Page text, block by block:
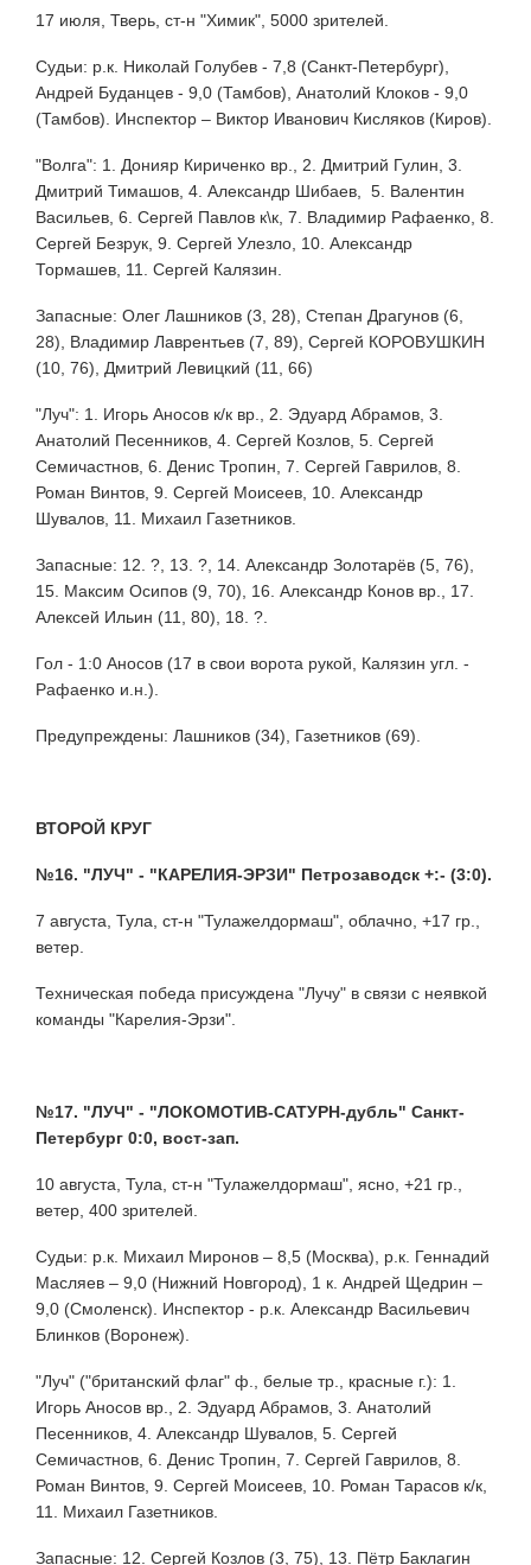
17 июля, Тверь, ст-н "Химик", 5000 зрителей.
Судьи: р.к. Николай Голубев - 7,8 (Санкт-Петербург),
Андрей Буданцев - 9,0 (Тамбов), Анатолий Клоков - 9,0
(Тамбов). Инспектор – Виктор Иванович Кисляков (Киров).
"Волга": 1. Донияр Кириченко вр., 2. Дмитрий Гулин, 3.
Дмитрий Тимашов, 4. Александр Шибаев, 5. Валентин
Васильев, 6. Сергей Павлов к\к, 7. Владимир Рафаенко, 8.
Сергей Безрук, 9. Сергей Улезло, 10. Александр
Тормашев, 11. Сергей Калязин.
Запасные: Олег Лашников (3, 28), Степан Драгунов (6,
28), Владимир Лаврентьев (7, 89), Сергей КОРОВУШКИН
(10, 76), Дмитрий Левицкий (11, 66)
"Луч": 1. Игорь Аносов к/к вр., 2. Эдуард Абрамов, 3.
Анатолий Песенников, 4. Сергей Козлов, 5. Сергей
Семичастнов, 6. Денис Тропин, 7. Сергей Гаврилов, 8.
Роман Винтов, 9. Сергей Моисеев, 10. Александр
Шувалов, 11. Михаил Газетников.
Запасные: 12. ?, 13. ?, 14. Александр Золотарёв (5, 76),
15. Максим Осипов (9, 70), 16. Александр Конов вр., 17.
Алексей Ильин (11, 80), 18. ?.
Гол - 1:0 Аносов (17 в свои ворота рукой, Калязин угл. -
Рафаенко и.н.).
Предупреждены: Лашников (34), Газетников (69).
ВТОРОЙ КРУГ
№16. "ЛУЧ" - "КАРЕЛИЯ-ЭРЗИ" Петрозаводск +:- (3:0).
7 августа, Тула, ст-н "Тулажелдормаш", облачно, +17 гр.,
ветер.
Техническая победа присуждена "Лучу" в связи с неявкой
команды "Карелия-Эрзи".
№17. "ЛУЧ" - "ЛОКОМОТИВ-САТУРН-дубль" Санкт-
Петербург 0:0, вост-зап.
10 августа, Тула, ст-н "Тулажелдормаш", ясно, +21 гр.,
ветер, 400 зрителей.
Судьи: р.к. Михаил Миронов – 8,5 (Москва), р.к. Геннадий
Масляев – 9,0 (Нижний Новгород), 1 к. Андрей Щедрин –
9,0 (Смоленск). Инспектор - р.к. Александр Васильевич
Блинков (Воронеж).
"Луч" ("британский флаг" ф., белые тр., красные г.): 1.
Игорь Аносов вр., 2. Эдуард Абрамов, 3. Анатолий
Песенников, 4. Александр Шувалов, 5. Сергей
Семичастнов, 6. Денис Тропин, 7. Сергей Гаврилов, 8.
Роман Винтов, 9. Сергей Моисеев, 10. Роман Тарасов к/к,
11. Михаил Газетников.
Запасные: 12. Сергей Козлов (3, 75), 13. Пётр Баклагин